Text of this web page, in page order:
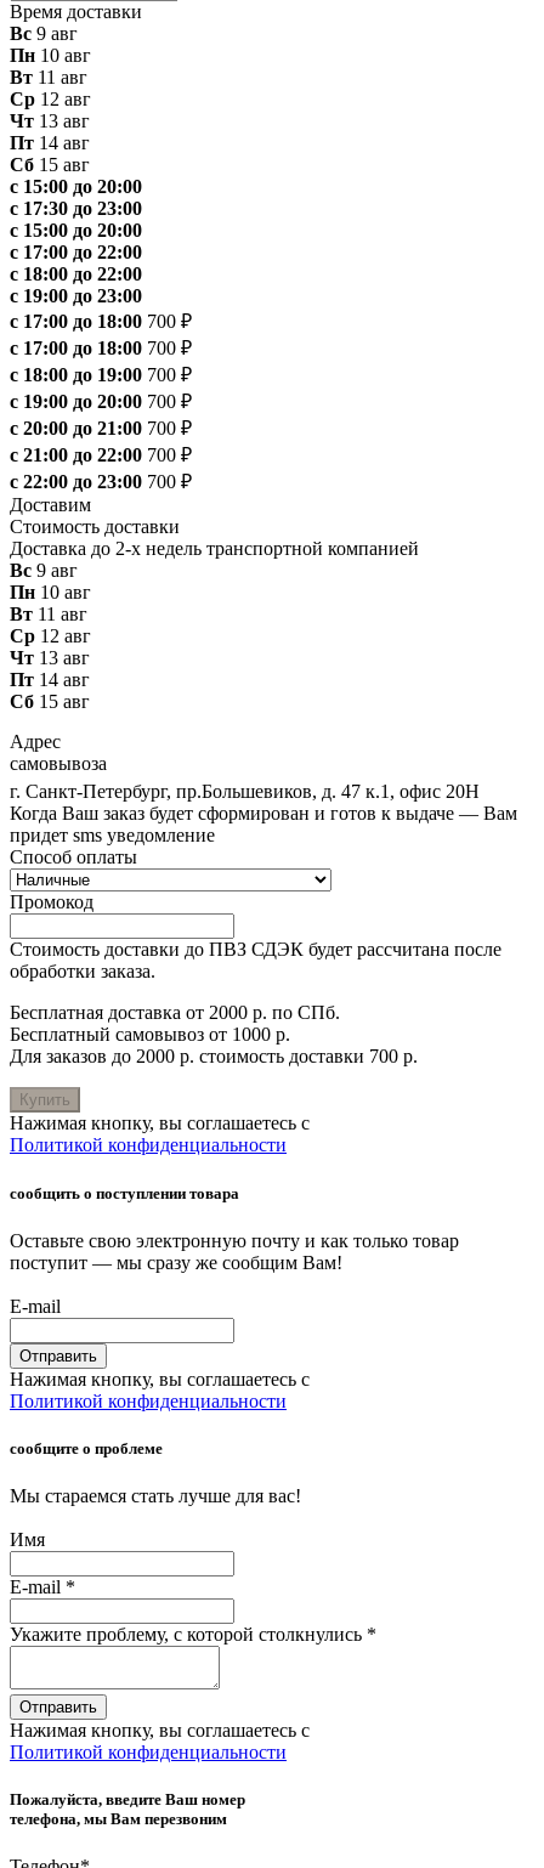
Время доставки
Вс 9 авг
Пн 10 авг
Вт 11 авг
Ср 12 авг
Чт 13 авг
Пт 14 авг
Сб 15 авг
с 15:00 до 20:00
с 17:30 до 23:00
с 15:00 до 20:00
с 17:00 до 22:00
с 18:00 до 22:00
с 19:00 до 23:00
с 17:00 до 18:00 700 ₽
с 17:00 до 18:00 700 ₽
с 18:00 до 19:00 700 ₽
с 19:00 до 20:00 700 ₽
с 20:00 до 21:00 700 ₽
с 21:00 до 22:00 700 ₽
с 22:00 до 23:00 700 ₽
Доставим
Стоимость доставки
Доставка до 2-х недель транспортной компанией
Вс 9 авг
Пн 10 авг
Вт 11 авг
Ср 12 авг
Чт 13 авг
Пт 14 авг
Сб 15 авг
Адрес
самовывоза
г. Санкт-Петербург, пр.Большевиков, д. 47 к.1, офис 20Н
Когда Ваш заказ будет сформирован и готов к выдаче — Вам
придет sms уведомление
Способ оплаты
Промокод
Стоимость доставки до ПВЗ СДЭК будет рассчитана после
обработки заказа.
Бесплатная доставка от 2000 р. по СПб.
Бесплатный самовывоз от 1000 р.
Для заказов до 2000 р. стоимость доставки 700 р.
Купить
Нажимая кнопку, вы соглашаетесь с
Политикой конфиденциальности
сообщить о поступлении товара
Оставьте свою электронную почту и как только товар
поступит — мы сразу же сообщим Вам!
E-mail
Отправить
Нажимая кнопку, вы соглашаетесь с
Политикой конфиденциальности
сообщите о проблеме
Мы стараемся стать лучше для вас!
Имя
E-mail *
Укажите проблему, с которой столкнулись *
Отправить
Нажимая кнопку, вы соглашаетесь с
Политикой конфиденциальности
Пожалуйста, введите Ваш номер
телефона, мы Вам перезвоним